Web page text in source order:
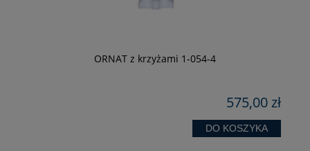
ORNAT z krzyżami 1-054-4
575,00 zł
DO KOSZYKA